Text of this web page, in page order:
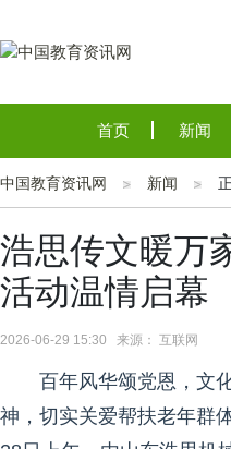
首页 新闻
中国教育资讯网 新闻
浩思传文暖万
活动温情启幕
2026-06-29 15:30 来源： 互联网
百年风华颂党恩，文
神，切实关爱帮扶老年群